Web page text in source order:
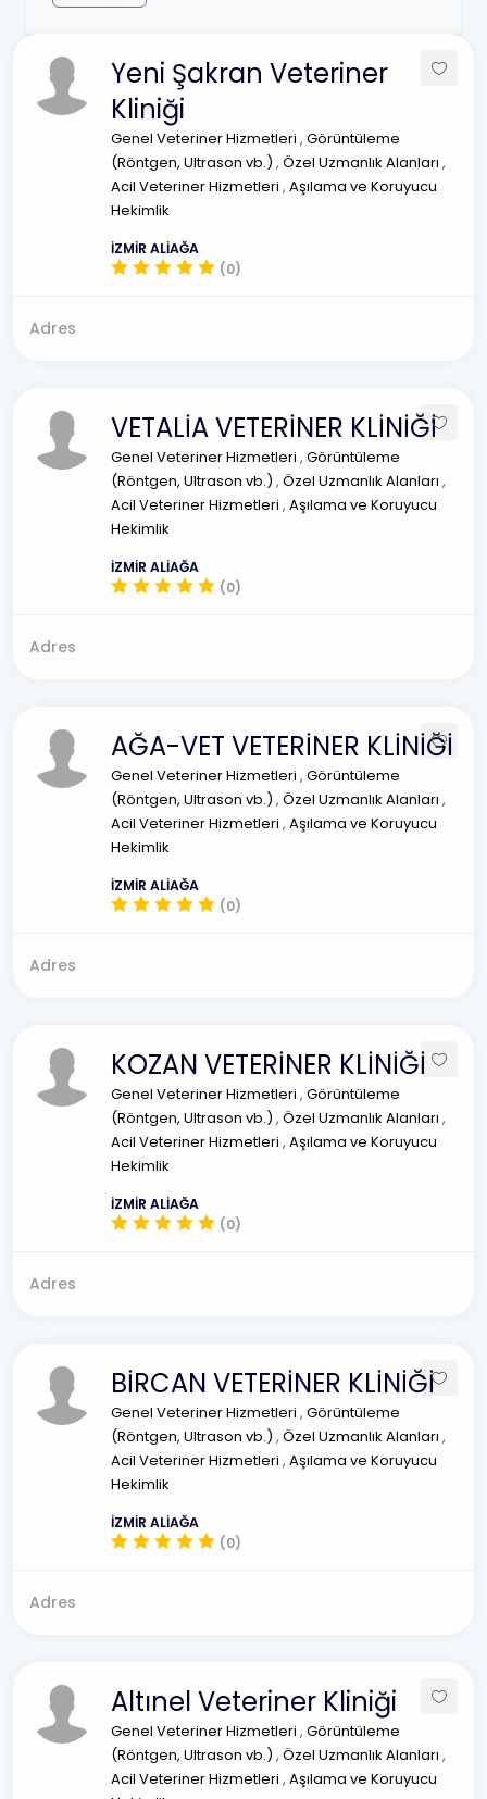
Yeni Şakran Veteriner
Kliniği
Genel Veteriner Hizmetleri , Görüntüleme
(Röntgen, Ultrason vb.) , Özel Uzmanlık Alanları ,
Acil Veteriner Hizmetleri , Aşılama ve Koruyucu
Hekimlik
İZMİR ALİAĞA
(0)
Adres
VETALİA VETERİNER KLİNİĞİ
Genel Veteriner Hizmetleri , Görüntüleme
(Röntgen, Ultrason vb.) , Özel Uzmanlık Alanları ,
Acil Veteriner Hizmetleri , Aşılama ve Koruyucu
Hekimlik
İZMİR ALİAĞA
(0)
Adres
AĞA-VET VETERİNER KLİNİĞİ
Genel Veteriner Hizmetleri , Görüntüleme
(Röntgen, Ultrason vb.) , Özel Uzmanlık Alanları ,
Acil Veteriner Hizmetleri , Aşılama ve Koruyucu
Hekimlik
İZMİR ALİAĞA
(0)
Adres
KOZAN VETERİNER KLİNİĞİ
Genel Veteriner Hizmetleri , Görüntüleme
(Röntgen, Ultrason vb.) , Özel Uzmanlık Alanları ,
Acil Veteriner Hizmetleri , Aşılama ve Koruyucu
Hekimlik
İZMİR ALİAĞA
(0)
Adres
BİRCAN VETERİNER KLİNİĞİ
Genel Veteriner Hizmetleri , Görüntüleme
(Röntgen, Ultrason vb.) , Özel Uzmanlık Alanları ,
Acil Veteriner Hizmetleri , Aşılama ve Koruyucu
Hekimlik
İZMİR ALİAĞA
(0)
Adres
Altınel Veteriner Kliniği
Genel Veteriner Hizmetleri , Görüntüleme
(Röntgen, Ultrason vb.) , Özel Uzmanlık Alanları ,
Acil Veteriner Hizmetleri , Aşılama ve Koruyucu